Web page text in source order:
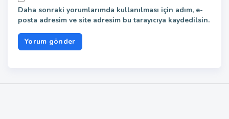
Daha sonraki yorumlarımda kullanılması için adım, e-
posta adresim ve site adresim bu tarayıcıya kaydedilsin.